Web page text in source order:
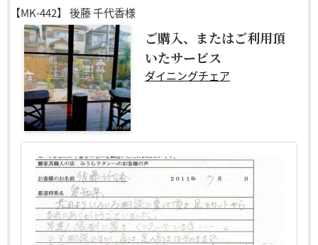
【MK-442】 後藤 千代香様
ご購入、またはご利用頂
いたサービス
ダイニングチェア